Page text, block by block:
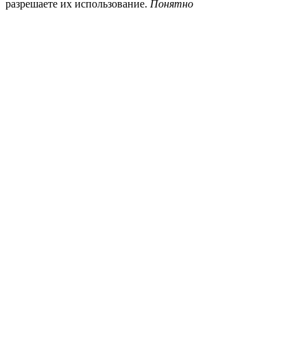
разрешаете их использование. Понятно